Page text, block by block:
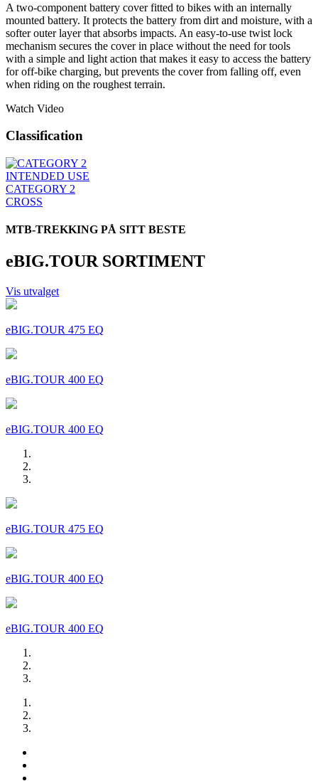
A two-component battery cover fitted to bikes with an internally
mounted battery. It protects the battery from dirt and moisture, with a
softer outer layer that absorbs impacts. An easy-to-use twist lock
mechanism secures the cover in place without the need for tools
with a simple and light action that makes it easy to access the battery
for off-bike charging, but prevents the cover from falling off, even
when riding on the roughest terrain.
Watch Video
Classification
INTENDED USE
CATEGORY 2
CROSS
MTB-TREKKING PÅ SITT BESTE
eBIG.TOUR SORTIMENT
Vis utvalget
eBIG.TOUR 475 EQ
eBIG.TOUR 400 EQ
eBIG.TOUR 400 EQ
eBIG.TOUR 475 EQ
eBIG.TOUR 400 EQ
eBIG.TOUR 400 EQ